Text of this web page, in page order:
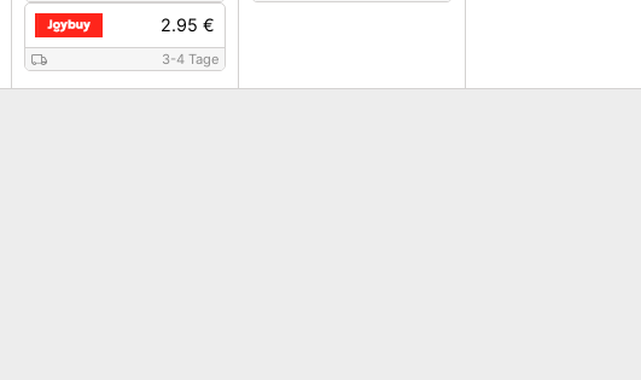
2.95 €
3-4 Tage